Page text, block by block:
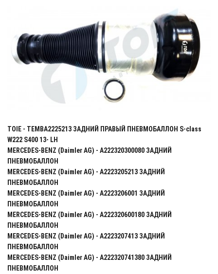
TOIE - TEMBA2225213 ЗАДНИЙ ПРАВЫЙ ПНЕВМОБАЛЛОН S-class
W222 S400 13- LH
MERCEDES-BENZ (Daimler AG) - A222320300080 ЗАДНИЙ
ПНЕВМОБАЛЛОН
MERCEDES-BENZ (Daimler AG) - A2223205213 ЗАДНИЙ
ПНЕВМОБАЛЛОН
MERCEDES-BENZ (Daimler AG) - A2223206001 ЗАДНИЙ
ПНЕВМОБАЛЛОН
MERCEDES-BENZ (Daimler AG) - A222320600180 ЗАДНИЙ
ПНЕВМОБАЛЛОН
MERCEDES-BENZ (Daimler AG) - A2223207413 ЗАДНИЙ
ПНЕВМОБАЛЛОН
MERCEDES-BENZ (Daimler AG) - A222320741380 ЗАДНИЙ
ПНЕВМОБАЛЛОН